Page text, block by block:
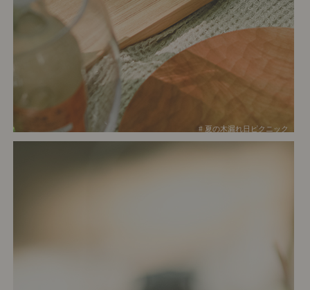
# 夏の木漏れ日ピクニック